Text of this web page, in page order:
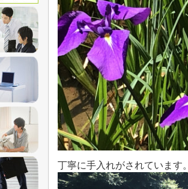
丁寧に手入れがされています。